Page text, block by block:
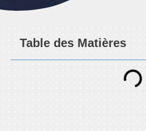
Table des Matières